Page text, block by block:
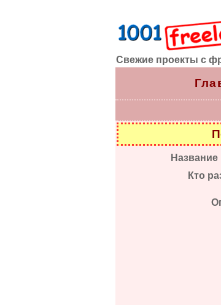
Свежие проекты с
Название
Кто